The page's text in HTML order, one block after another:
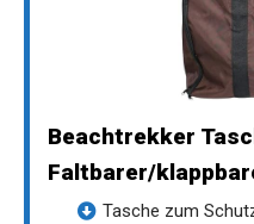
Beachtrekker
Faltbarer/
Tasche zum